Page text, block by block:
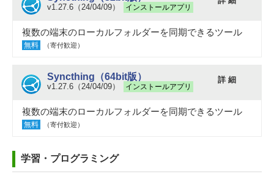
v1.27.6（24/04/09） インストールアプリ
複数の端末のローカルフォルダーを同期できるツール
無料 （寄付歓迎）
Syncthing（64bit版）
v1.27.6（24/04/09） インストールアプリ
詳 細
複数の端末のローカルフォルダーを同期できるツール
無料 （寄付歓迎）
学習・プログラミング